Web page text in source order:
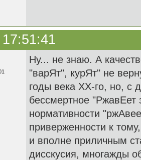
Ну... не знаю. А
"варЯт", курЯт" не
годы века XX-го, но, с
бессмертное "РжавЕет
нормативности
приверженности к
и вполне приличным
дисскусия, многажды